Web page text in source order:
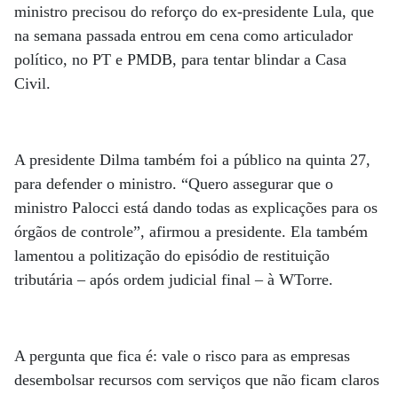
ministro precisou do reforço do ex-presidente Lula, que
na semana passada entrou em cena como articulador
político, no PT e PMDB, para tentar blindar a Casa
Civil.
A presidente Dilma também foi a público na quinta 27,
para defender o ministro. “Quero assegurar que o
ministro Palocci está dando todas as explicações para os
órgãos de controle”, afirmou a presidente. Ela também
lamentou a politização do episódio de restituição
tributária – após ordem judicial final – à WTorre.
A pergunta que fica é: vale o risco para as empresas
desembolsar recursos com serviços que não ficam claros